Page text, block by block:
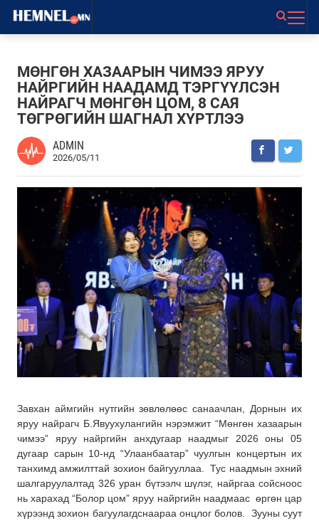
МӨНГӨН ХАЗААРЫН ЧИМЭЭ ЯРУУ
НАЙРГИЙН НААДАМД ТЭРГҮҮЛСЭН
НАЙРАГЧ МӨНГӨН ЦОМ, 8 САЯ
ТӨГРӨГИЙН ШАГНАЛ ХҮРТЛЭЭ
ADMIN
2026/05/11
Завхан аймгийн нутгийн зөвлөлөөс санаачлан, Дорнын их
яруу найрагч Б.Явуухулангийн нэрэмжит “Мөнгөн хазаарын
чимээ” яруу найргийн анхдугаар наадмыг 2026 оны 05
дугаар сарын 10-нд “Улаанбаатар” чуулгын концертын их
танхимд амжилттай зохион байгууллаа. Тус наадмын эхний
шалгаруулалтад 326 уран бүтээлч шүлэг, найргаа сойсноос
нь харахад “Болор цом” яруу найргийн наадмаас өргөн цар
хүрээнд зохион багуулагдснаараа онцлог болов. Зууны суут